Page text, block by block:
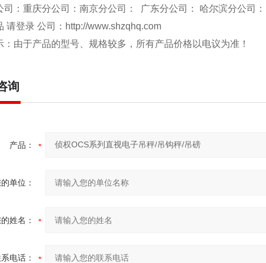
司：重庆分公司：南京分公司： 广东分公司： 哈尔滨分公司：
请登录 公司： http://www.shzqhq.com
：由于产品的型号、规格较多，所有产品价格以电议为准！
询
产品：
单位：
姓名：
电话：